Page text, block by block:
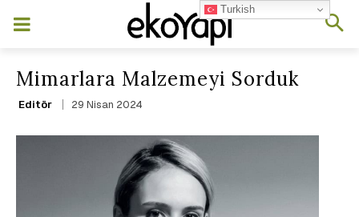
Mimarlara Malzemeyi Sorduk
Editör 29 Nisan 2024
Turkish